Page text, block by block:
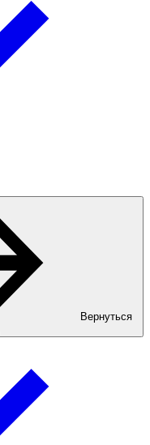
Вернуться